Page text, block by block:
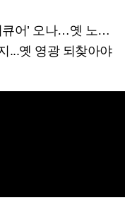
노보텔 자리 사무실 개설
...옛 영광 되찾아야